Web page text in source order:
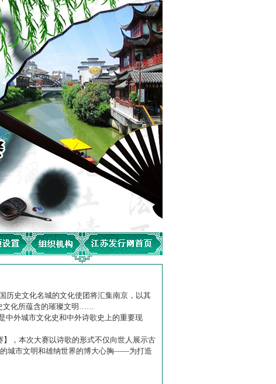
历史文化名城的文化使团将汇集南京，以其
文化所蕴含的璀璨文明……
中外城市文化史和中外诗歌史上的重要现
，本次大赛以诗歌的形式不仅向世人展示古
城市文明和雄纳世界的博大心胸——为打造